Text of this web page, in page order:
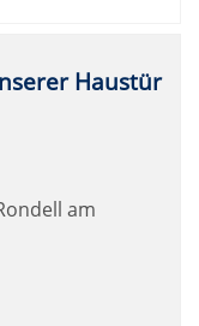
Haustür
am